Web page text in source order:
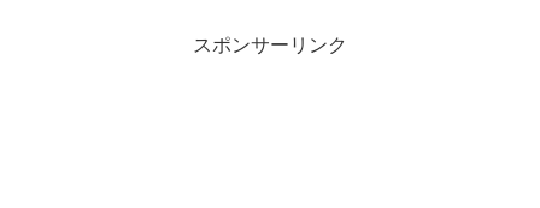
スポンサーリンク